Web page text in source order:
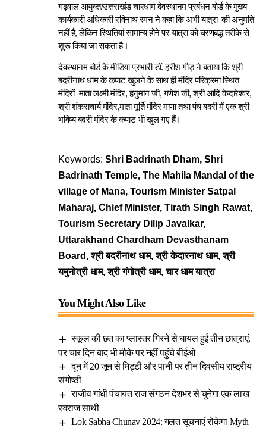
गढ़वाल आयुक्त/उत्तराखंड चारधाम देवस्थानम प्रबंधन बोर्ड के मुख्य
कार्यकारी अधिकारी रविनाथ रमन ने कहा किअभी यात्रा की अनुमति
नहीं है, लेकिन स्थितियां सामान्य होने पर यात्रा को चरणबद्ध तरीके से
शुरू किया जा सकता है।
देवस्थानम बोर्ड के मीडिया प्रभारी डॉ. हरीश गौड़ ने बताया कि श्री
बदरीनाथ धाम के कपाट खुलने के साथ ही मंदिर परिक्रमा स्थित
मंदिरों माता लक्ष्मी मंदिर, हनुमान जी, गणेश जी, श्री आदि केदारेश्वर,
श्री शंकराचार्य मंदिर,माता मूर्ति मंदिर माणा तथा पंच बदरी में एक श्री
भविष्य बदरी मंदिर के कपाट भी खुल गए हैं।
Keywords: Shri Badrinath Dham, Shri
Badrinath Temple, The Mahila Mandal of the
village of Mana, Tourism Minister Satpal
Maharaj, Chief Minister, Tirath Singh Rawat,
Tourism Secretary Dilip Javalkar,
Uttarakhand Chardham Devasthanam
Board, श्री बदरीनाथ धाम, श्री केदारनाथ धाम, श्री
यमुनोत्री धाम, श्री गंगोत्री धाम, चार धाम यात्रा
You Might Also Like
स्कूल की छत का प्लास्तर गिरने से घायल हुईं तीन छात्राएं,
पर चार दिन बाद भी मौके पर नहीं पहुंचे बीईओ
दून में 20 जून से मिट्टी और पानी पर तीन दिवसीय राष्ट्रीय
संगोष्ठी
राजीव गांधी पंचायत राज संगठन देशभर से चुनेगा एक लाख
स्वराज साथी
Lok Sabha Chunav 2024: गलत सूचनाएं रोकेगा Myth